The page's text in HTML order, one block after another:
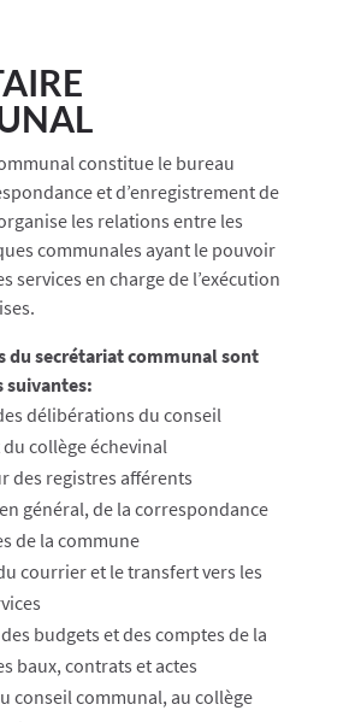
constitue le bureau
et d’enregistrement de
les relations entre les
communales ayant le pouvoir
services en charge de l’exécution
du secrétariat communal sont
suivantes:
délibérations du conseil
collège échevinal
des registres afférents
général, de la correspondance
de la commune
courrier et le transfert vers les
budgets et des comptes de la
baux, contrats et actes
conseil communal, au collège